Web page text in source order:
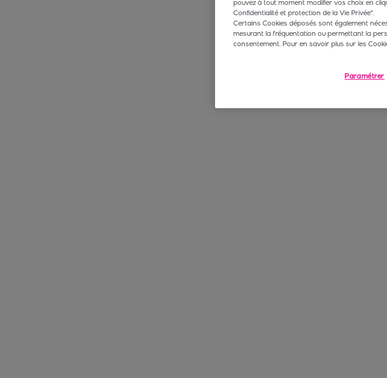
pouvez à tout moment modifier vos choix en
Confidentialité et protection de la Vie Privée".
Certains Cookies déposés sont également
mesurant la fréquentation ou permettant la
consentement. Pour en savoir plus sur les
Paramétrer